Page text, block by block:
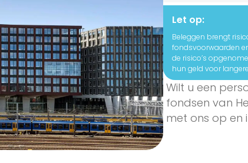
Let op:
Beleggen brengt
fondsvoorwaarden
de risico’s
hun geld voor
Wilt u een
fondsen van
met ons op en